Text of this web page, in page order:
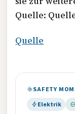
Quelle:
Quelle
SAFETY
Elektrik